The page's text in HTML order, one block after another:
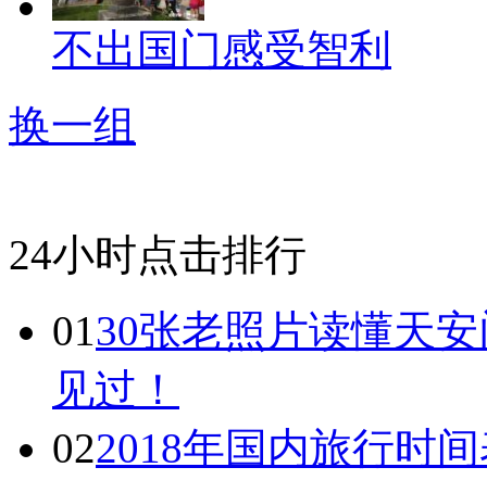
不出国门感受智利
换一组
24小时点击排行
0130张老照片读懂天
见过！
022018年国内旅行时